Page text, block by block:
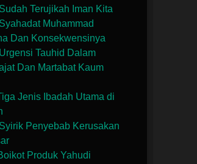
Terujikah Iman Kita
Muhammad
Dan Konsekwensinya
Tauhid Dalam
Dan Martabat Kaum
Jenis Ibadah Utama di
Penyebab Kerusakan
Produk Yahudi